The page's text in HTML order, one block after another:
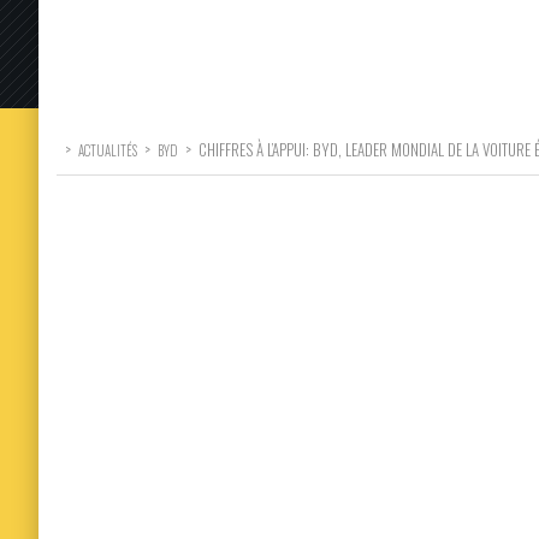
> ACTUALITÉS > BYD > CHIFFRES À L’APPUI: BYD, LEADER MONDIAL DE LA VOITURE